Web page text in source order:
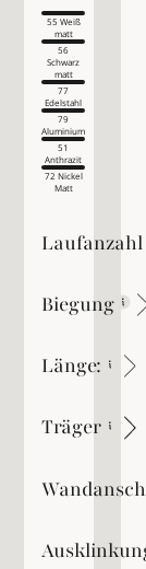
Farbe
55 Weiß
matt
56
Schwarz
matt
77
Edelstahl
79
Aluminium
51
Anthrazit
72 Nickel
Matt
Laufanzahl
Laufanzahl
Biegung
Biegung
Länge:
Länge:
Träger
Träger
Ausklinkung